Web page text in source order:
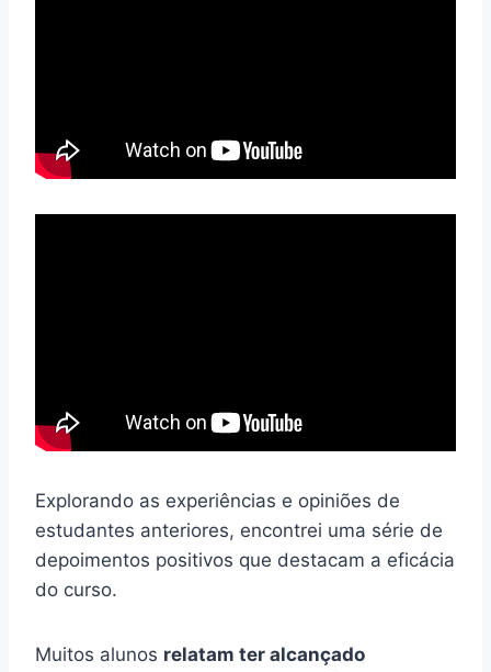
Explorando as experiências e opiniões de
estudantes anteriores, encontrei uma série de
depoimentos positivos que destacam a eficácia
do curso.
Muitos alunos relatam ter alcançado